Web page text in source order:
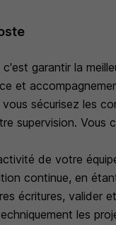
garantir la
et
sécurisez les
supervision.
de votre
continue, en
écritures, valider
les